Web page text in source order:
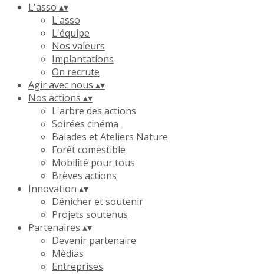
L'asso ▴▾
L'asso
L'équipe
Nos valeurs
Implantations
On recrute
Agir avec nous ▴▾
Nos actions ▴▾
L'arbre des actions
Soirées cinéma
Balades et Ateliers Nature
Forêt comestible
Mobilité pour tous
Brèves actions
Innovation ▴▾
Dénicher et soutenir
Projets soutenus
Partenaires ▴▾
Devenir partenaire
Médias
Entreprises